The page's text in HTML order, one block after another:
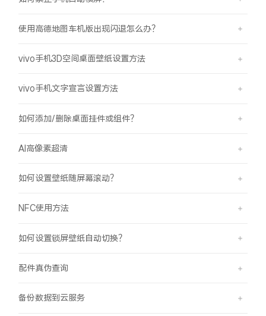
使用高德地图车机版出现闪退怎么办？
vivo手机3D空间桌面壁纸设置方法
vivo手机文字宣言设置方法
如何添加/删除桌面挂件或组件？
AI高像素超清
如何设置壁纸随屏幕滚动？
NFC使用方法
如何设置锁屏壁纸自动切换？
配件真伪查询
备份数据到云服务